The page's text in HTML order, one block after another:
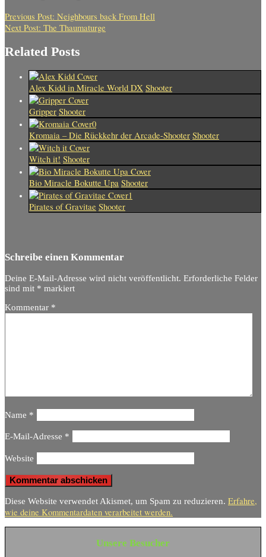
Previous Post: Neighbours back From Hell
Next Post: The Thaumaturge
Related Posts
Alex Kidd in Miracle World DX Shooter
Gripper Shooter
Kromaia – Die Rückkehr der Arcade-Shooter Shooter
Witch it! Shooter
Bio Miracle Bokutte Upa Shooter
Pirates of Gravitae Shooter
Schreibe einen Kommentar
Deine E-Mail-Adresse wird nicht veröffentlicht. Erforderliche Felder
sind mit * markiert
Kommentar *
Name *
E-Mail-Adresse *
Website
Diese Website verwendet Akismet, um Spam zu reduzieren. Erfahre,
wie deine Kommentardaten verarbeitet werden.
Unsere Besucher